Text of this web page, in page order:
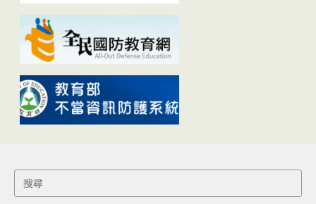
Search
for: